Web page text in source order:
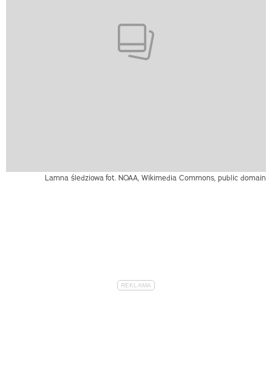
Lamna śledziowa fot. NOAA, Wikimedia Commons, public domain